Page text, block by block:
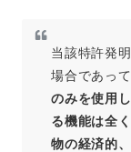
当該特許発
場合であって
のみを使用
る機能は全
物の経済的